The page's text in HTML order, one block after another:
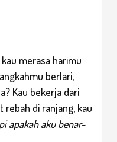
merasa harimu
berlari,
Kau bekerja dari
rebah di ranjang, kau
apakah aku benar-